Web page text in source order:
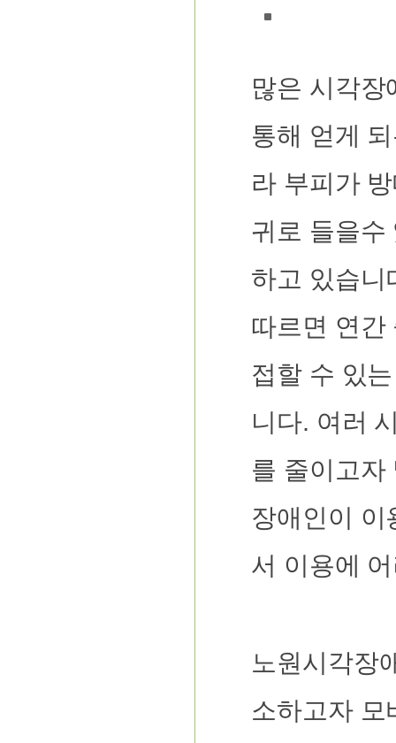
많은 시각장
통해 얻게
라 부피가
귀로 들을수
하고 있습니
따르면 연간
접할 수 있
니다. 여러
를 줄이고자
장애인이 이
서 이용에
노원시각장
소하고자 모